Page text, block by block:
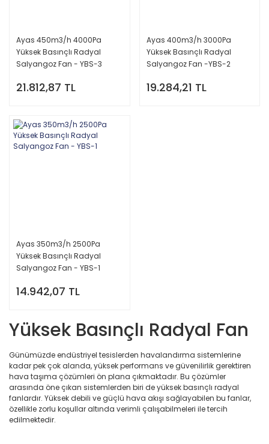
Ayas 450m3/h 4000Pa
Yüksek Basınçlı Radyal
Salyangoz Fan - YBS-3
21.812,87 TL
Ayas 400m3/h 3000Pa
Yüksek Basınçlı Radyal
Salyangoz Fan -YBS-2
19.284,21 TL
Ayas 350m3/h 2500Pa
Yüksek Basınçlı Radyal
Salyangoz Fan - YBS-1
14.942,07 TL
Yüksek Basınçlı Radyal Fan
Günümüzde endüstriyel tesislerden havalandırma sistemlerine
kadar pek çok alanda, yüksek performans ve güvenilirlik gerektiren
hava taşıma çözümleri ön plana çıkmaktadır. Bu çözümler
arasında öne çıkan sistemlerden biri de yüksek basınçlı radyal
fanlardır. Yüksek debili ve güçlü hava akışı sağlayabilen bu fanlar,
özellikle zorlu koşullar altında verimli çalışabilmeleri ile tercih
edilmektedir.